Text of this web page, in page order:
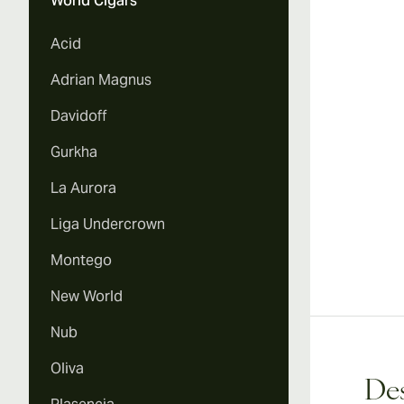
Acid
Adrian Magnus
Davidoff
Gurkha
La Aurora
Liga Undercrown
Montego
New World
Nub
Oliva